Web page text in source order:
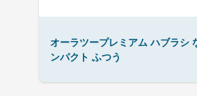
オーラツープレミアム ハブラシ
ンパクト ふつう